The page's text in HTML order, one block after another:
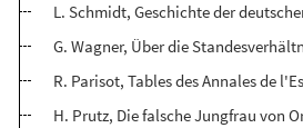
L. Schmidt, Geschichte der
G. Wagner, Über die
R. Parisot, Tables des Annales de
H. Prutz, Die falsche Jungfrau von